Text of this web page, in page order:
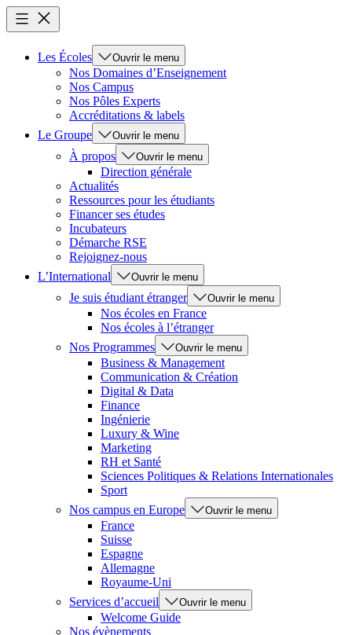
Les Écoles Ouvrir le menu
Nos Domaines d’Enseignement
Nos Campus
Nos Pôles Experts
Accréditations & labels
Le Groupe
Ouvrir le menu
À propos Ouvrir le menu
Direction générale
Actualités
Ressources pour les étudiants
Financer ses études
Incubateurs
Démarche RSE
Rejoignez-nous
L’International
Ouvrir le menu
Je suis étudiant étranger Ouvrir le menu
Nos écoles en France
Nos écoles à l’étranger
Nos Programmes
Ouvrir le menu
Business & Management
Communication & Création
Digital & Data
Finance
Ingénierie
Luxury & Wine
Marketing
RH et Santé
Sciences Politiques & Relations Internationales
Sport
Nos campus en Europe
Ouvrir le menu
France
Suisse
Espagne
Allemagne
Royaume-Uni
Services d’accueil
Ouvrir le menu
Welcome Guide
Nos évènements